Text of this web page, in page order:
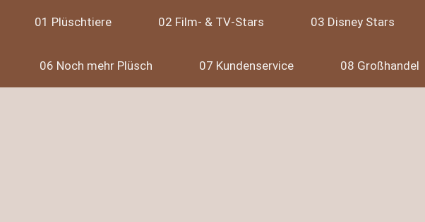
01 Plüschtiere 02 Film- & TV-Stars 03 Disney Stars
06 Noch mehr Plüsch 07 Kundenservice 08 Großhandel